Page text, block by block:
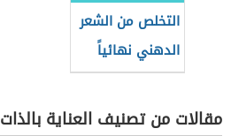
التخلص من الشعر
الدهني نهائياً
مقالات من تصنيف العناية بالذات